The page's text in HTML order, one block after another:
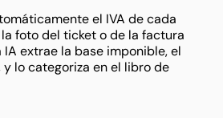
el IVA de cada
foto del ticket o de la factura
extrae la base imponible, el
lo categoriza en el libro de